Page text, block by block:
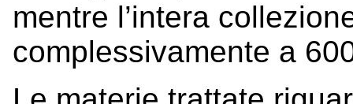
mentre l’intera
complessivamente a